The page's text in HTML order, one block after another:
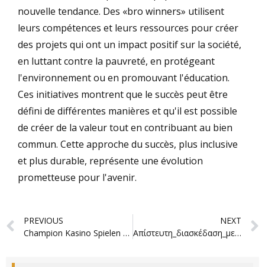
nouvelle tendance. Des «bro winners» utilisent
leurs compétences et leurs ressources pour créer
des projets qui ont un impact positif sur la société,
en luttant contre la pauvreté, en protégeant
l'environnement ou en promouvant l'éducation.
Ces initiatives montrent que le succès peut être
défini de différentes manières et qu'il est possible
de créer de la valeur tout en contribuant au bien
commun. Cette approche du succès, plus inclusive
et plus durable, représente une évolution
prometteuse pour l'avenir.
Prev
PREVIOUS
Champion Kasino Spielen Sie attack on retro echtes Geld Provision 2026 mach weitere nicht mehr da deinem Bimbes!
NEXT
Απίστευτη_διασκέδαση_με_το_chicken_road_game_casino_κε